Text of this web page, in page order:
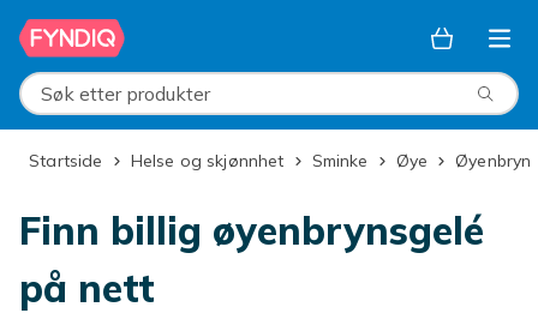
Hopp til hovedinnhold
Søk etter produkter
Startside Helse og skjønnhet Sminke Øye Øyenbryn
Finn billig øyenbrynsgelé
på nett